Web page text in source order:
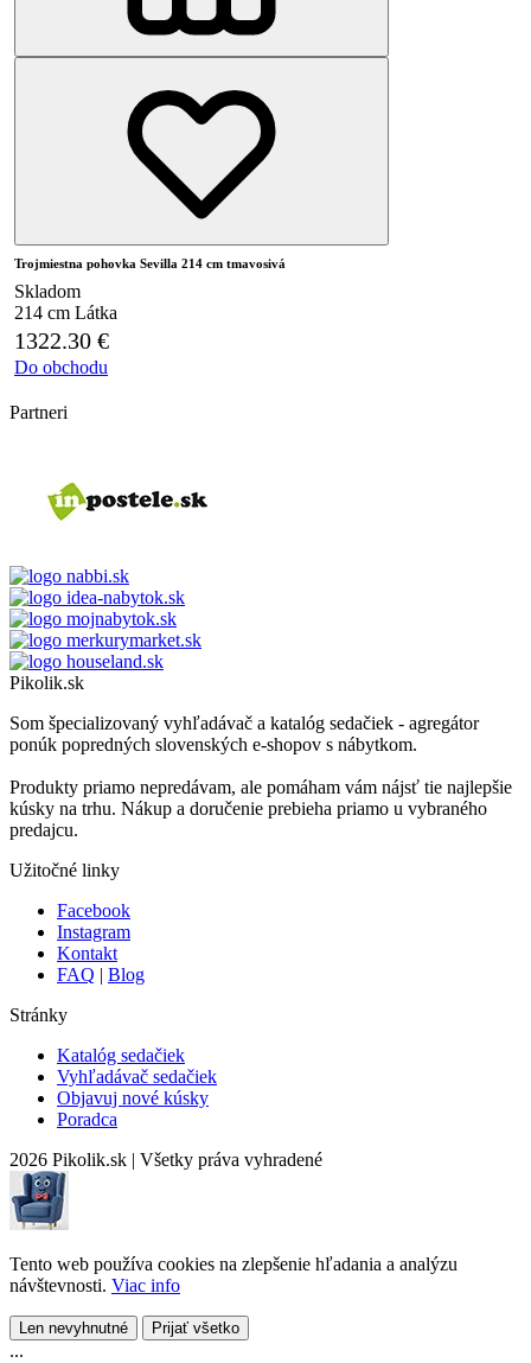
Trojmiestna pohovka Sevilla 214 cm tmavosivá
Skladom
214 cm Látka
1322.30 €
Do obchodu
Partneri
Pikolik.sk
Som špecializovaný vyhľadávač a katalóg sedačiek - agregátor
ponúk popredných slovenských e-shopov s nábytkom.
Produkty priamo nepredávam, ale pomáham vám nájsť tie najlepšie
kúsky na trhu. Nákup a doručenie prebieha priamo u vybraného
predajcu.
Užitočné linky
Facebook
Instagram
Kontakt
FAQ | Blog
Stránky
Katalóg sedačiek
Vyhľadávač sedačiek
Objavuj nové kúsky
Poradca
2026 Pikolik.sk | Všetky práva vyhradené
Tento web používa cookies na zlepšenie hľadania a analýzu
návštevnosti. Viac info
Len nevyhnutné Prijať všetko
...